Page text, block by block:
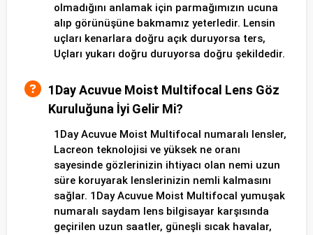
olmadığını anlamak için parmağımızın ucuna
alıp görünüşüne bakmamız yeterledir. Lensin
uçları kenarlara doğru açık duruyorsa ters,
Uçları yukarı doğru duruyorsa doğru şekildedir.
1Day Acuvue Moist Multifocal Lens Göz
Kuruluğuna İyi Gelir Mi?
1Day Acuvue Moist Multifocal numaralı lensler,
Lacreon teknolojisi ve yüksek ne oranı
sayesinde gözlerinizin ihtiyacı olan nemi uzun
süre koruyarak lenslerinizin nemli kalmasını
sağlar. 1Day Acuvue Moist Multifocal yumuşak
numaralı saydam lens bilgisayar karşısında
geçirilen uzun saatler, güneşli sıcak havalar,